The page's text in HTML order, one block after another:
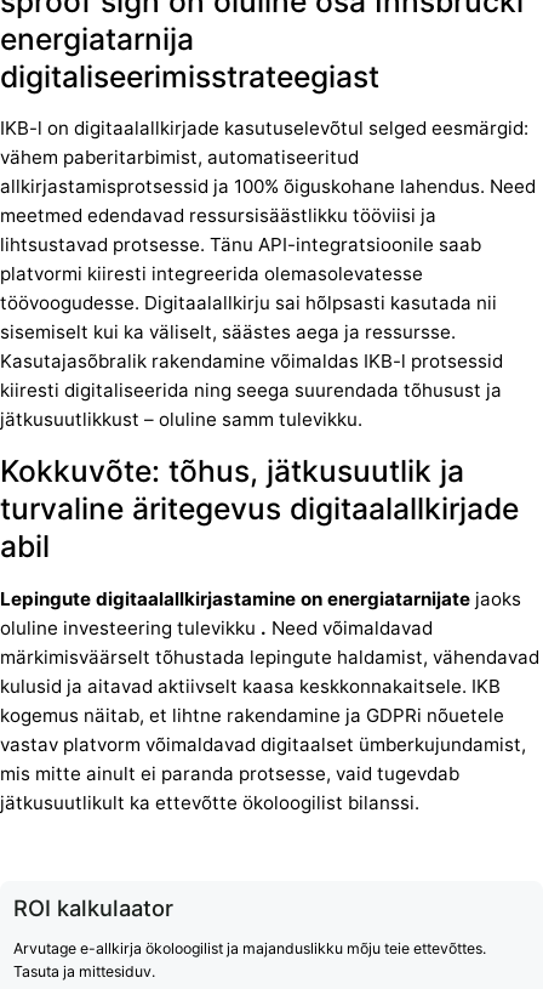
energiatarnija
digitaliseerimisstrateegiast
IKB-l on digitaalallkirjade kasutuselevõtul selged eesmärgid:
vähem paberitarbimist, automatiseeritud
allkirjastamisprotsessid ja 100% õiguskohane lahendus. Need
meetmed edendavad ressursisäästlikku tööviisi ja
lihtsustavad protsesse. Tänu API-integratsioonile saab
platvormi kiiresti integreerida olemasolevatesse
töövoogudesse. Digitaalallkirju sai hõlpsasti kasutada nii
sisemiselt kui ka väliselt, säästes aega ja ressursse.
Kasutajasõbralik rakendamine võimaldas IKB-l protsessid
kiiresti digitaliseerida ning seega suurendada tõhusust ja
jätkusuutlikkust – oluline samm tulevikku.
Kokkuvõte: tõhus, jätkusuutlik ja
turvaline äritegevus digitaalallkirjade
abil
Lepingute digitaalallkirjastamine on energiatarnijate jaoks
oluline investeering tulevikku . Need võimaldavad
märkimisväärselt tõhustada lepingute haldamist, vähendavad
kulusid ja aitavad aktiivselt kaasa keskkonnakaitsele. IKB
kogemus näitab, et lihtne rakendamine ja GDPRi nõuetele
vastav platvorm võimaldavad digitaalset ümberkujundamist,
mis mitte ainult ei paranda protsesse, vaid tugevdab
jätkusuutlikult ka ettevõtte ökoloogilist bilanssi.
ROI kalkulaator
Arvutage e-allkirja ökoloogilist ja majanduslikku mõju teie ettevõttes.
Tasuta ja mittesiduv.